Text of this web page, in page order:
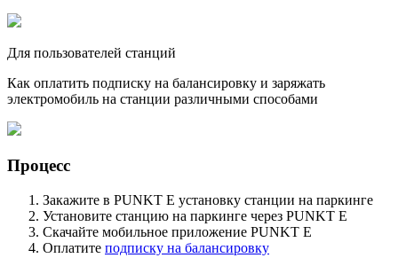
Для пользователей станций
Как оплатить подписку на балансировку и заряжать
электромобиль на станции различными способами
Процесс
Закажите в PUNKT E установку станции на паркинге
Установите станцию на паркинге через PUNKT E
Скачайте мобильное приложение PUNKT E
Оплатите подписку на балансировку